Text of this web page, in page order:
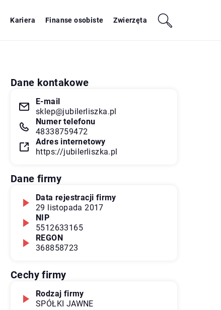
Kariera Finanse osobiste Zwierzęta
Dane kontakowe
E-mail
sklep@jubilerliszka.pl
Numer telefonu
48338759472
Adres internetowy
https://jubilerliszka.pl
Dane firmy
Data rejestracji firmy
29 listopada 2017
NIP
5512633165
REGON
368858723
Cechy firmy
Rodzaj firmy
SPÓŁKI JAWNE